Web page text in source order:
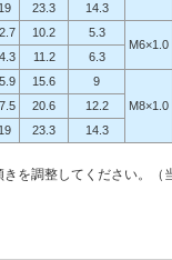
19 23.3 14.3
10.2
5.3
M6×1.0
11.2 6.3
15.6
9
M8×1.0
20.6 12.2
19 23.3 14.3
を調整してください。（